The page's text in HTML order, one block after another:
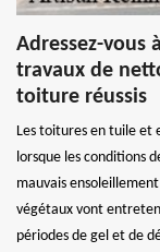
Adressez-vous
travaux de
toiture réussis
Les toitures en tuile et
lorsque les conditions
mauvais
végétaux vont
périodes de gel et de